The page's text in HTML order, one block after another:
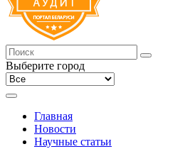
Выберите город
Главная
Новости
Научные статьи